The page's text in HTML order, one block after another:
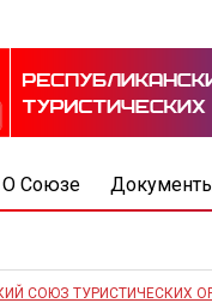
О Союзе
СОЮЗ ТУРИСТИЧЕСКИХ